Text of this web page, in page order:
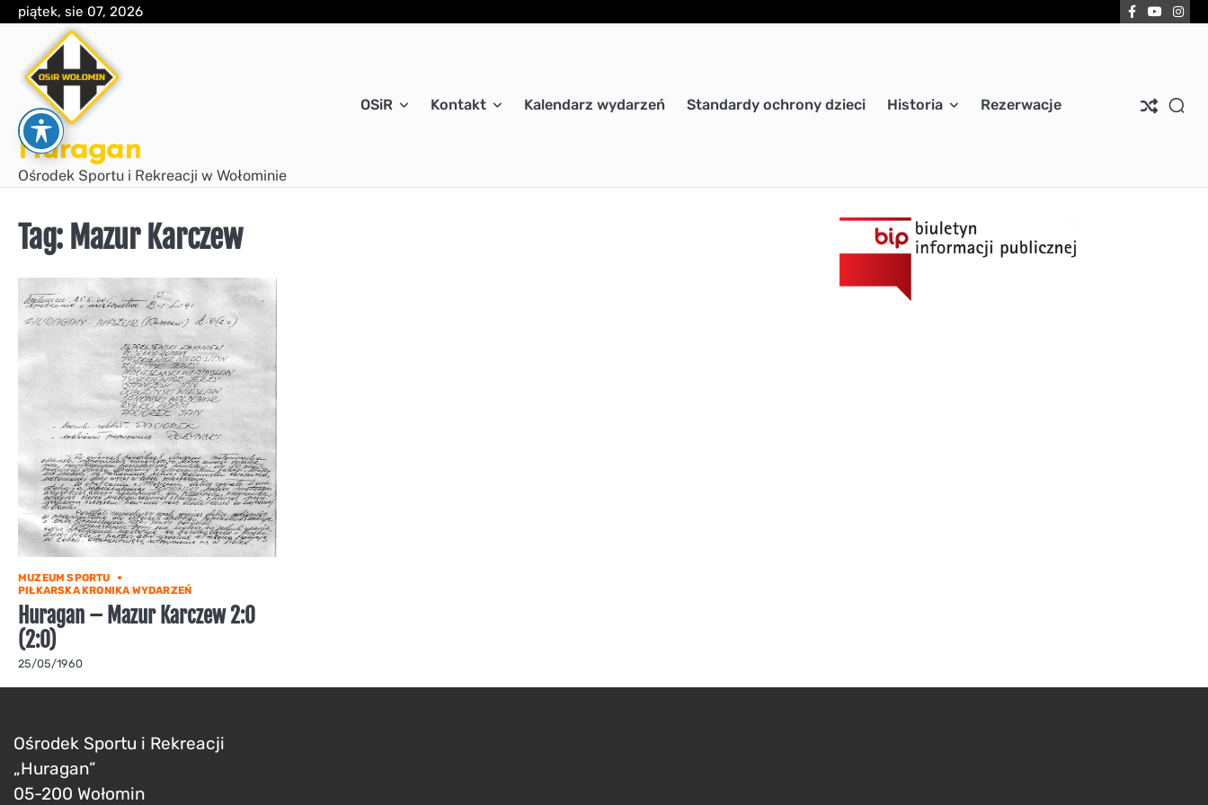
Skip
content
piątek, sie 07, 2026 Facebook
Huragan
Ośrodek Sportu i Rekreacji w Wołominie
OSiR Kontakt Kalendarz wydarzeń Standardy ochrony dzieci Historia Rezerwacje
Tag: Mazur Karczew
MUZEUM SPORTU
PIŁKARSKA KRONIKA WYDARZEŃ
Huragan – Mazur Karczew 2:0
(2:0)
25/05/1960
Ośrodek Sportu i Rekreacji
„Huragan”
05-200 Wołomin